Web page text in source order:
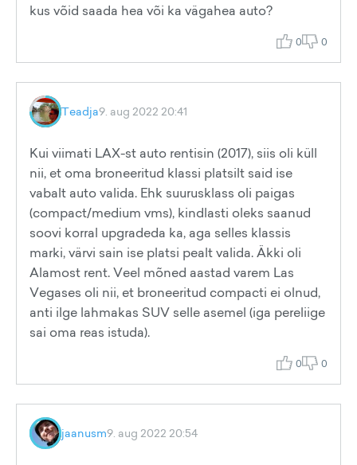
kus võid saada hea või ka vägahea auto?
0 0
Teadja9. aug 2022 20:41
Kui viimati LAX-st auto rentisin (2017), siis oli küll
nii, et oma broneeritud klassi platsilt said ise
vabalt auto valida. Ehk suurusklass oli paigas
(compact/medium vms), kindlasti oleks saanud
soovi korral upgradeda ka, aga selles klassis
marki, värvi sain ise platsi pealt valida. Äkki oli
Alamost rent. Veel mõned aastad varem Las
Vegases oli nii, et broneeritud compacti ei olnud,
anti ilge lahmakas SUV selle asemel (iga pereliige
sai oma reas istuda).
0 0
jaanusm9. aug 2022 20:54